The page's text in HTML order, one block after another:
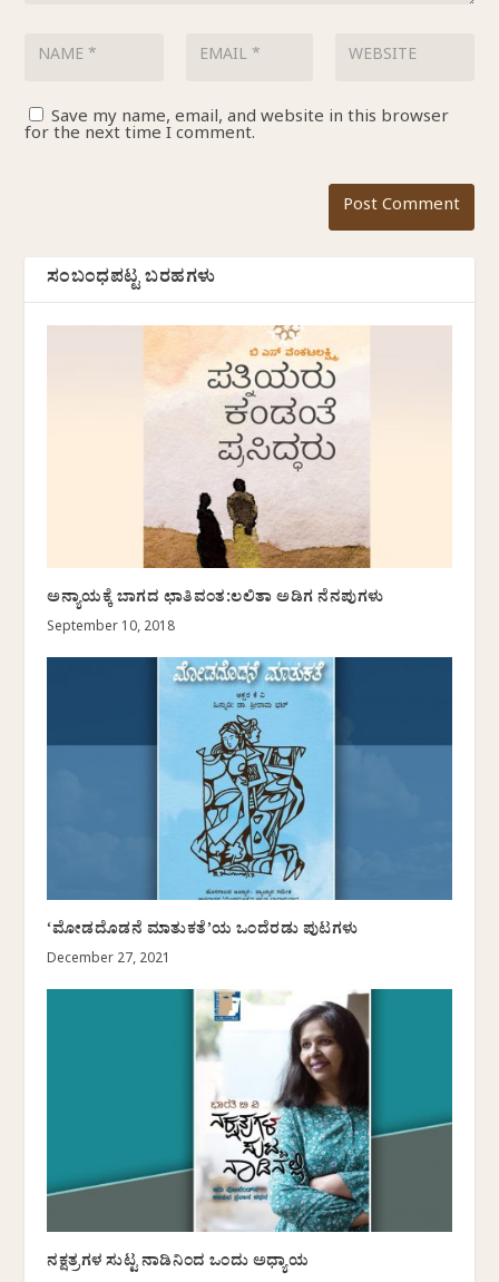
Save my name, email, and website in this browser
for the next time I comment.
ಸಂಬಂಧಪಟ್ಟ ಬರಹಗಳು
ಅನ್ಯಾಯಕ್ಕೆ ಬಾಗದ ಛಾತಿವಂತ:ಲಲಿತಾ ಅಡಿಗ ನೆನಪುಗಳು
September 10, 2018
‘ಮೋಡದೊಡನೆ ಮಾತುಕತೆ’ಯ ಒಂದೆರಡು ಪುಟಗಳು
December 27, 2021
ನಕ್ಷತ್ರಗಳ ಸುಟ್ಟ ನಾಡಿನಿಂದ ಒಂದು ಅಧ್ಯಾಯ